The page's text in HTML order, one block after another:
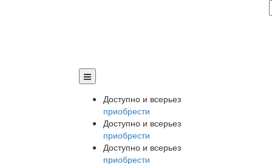
Доступно и всерьез
приобрести
Доступно и всерьез
приобрести
Доступно и всерьез
приобрести